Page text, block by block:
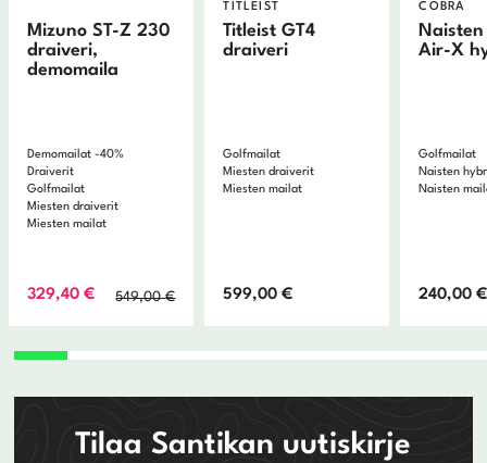
Mizuno ST-Z 230
draiveri,
demomaila
Demomailat -40%
Draiverit
Golfmailat
Miesten draiverit
Miesten mailat
549,00€Alkuperäinen
329,40€
Nykyinen
TITLEIST
Titleist GT4
draiveri
Golfmailat
Miesten draiverit
Miesten mailat
599,00€
COBRA
Air-X
Golfmailat
Naisten
Naisten
240,00€
Tilaa Santikan uutiskirje